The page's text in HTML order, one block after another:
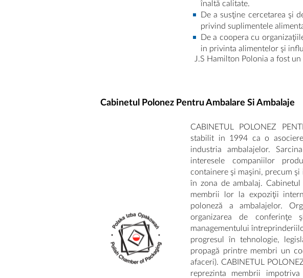
înaltă calitate.
De a susţine cercetarea şi
privind suplimentele
De a coopera cu
in privinta alimentelor şi
J.S Hamilton Polonia a fost
Cabinetul Polonez Pentru Ambalare Si Ambalaje
CABINETUL POLONEZ
stabilit in 1994 ca o
industria ambalajelor.
interesele companiilor
containere şi maşini, precum
în zona de ambalaj.
membrii lor la expoziţii
poloneză a ambalajelor.
organizarea de conferinţe
managementului
progresul în tehnologie,
propagă printre membri un
afaceri). CABINETUL
reprezinta membrii